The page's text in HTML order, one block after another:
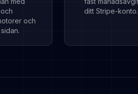
och
ditt Stripe-konto.